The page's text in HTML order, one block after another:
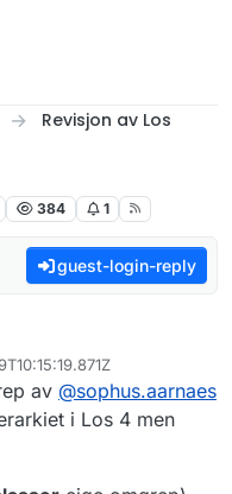
Revisjon av Los
384 1
guest-login-reply
av @sophus.aarnaes
i Los 4 men